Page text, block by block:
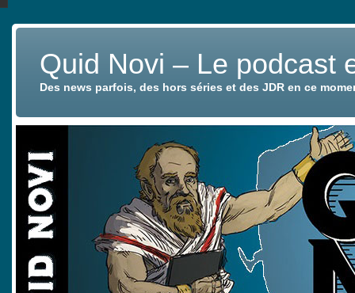
Quid Novi – Le podcast
Des news parfois, des hors séries et des JDR en ce